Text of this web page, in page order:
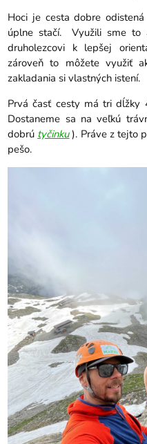
Hoci je cesta dobre
úplne stačí. Využili sme to
druholezcovi k lepšej
zároveň to môžete využiť
zakladania si vlastných istení.
Prvá časť cesty má tri
Dostaneme sa na veľkú
dobrú tyčinku). Práve z tejto
pešo.